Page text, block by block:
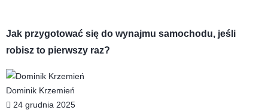
Jak przygotować się do wynajmu samochodu, jeśli
robisz to pierwszy raz?
Dominik Krzemień
24 grudnia 2025